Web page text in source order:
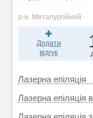
р-н. Металургійний
Додати
відгук
Лазерна епіляція
Лазерна епіляція